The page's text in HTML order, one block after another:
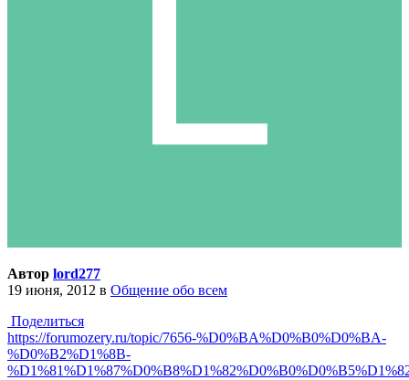
Автор lord277
19 июня, 2012 в Общение обо всем
Поделиться
https://forumozery.ru/topic/7656-%D0%BA%D0%B0%D0%BA-
%D0%B2%D1%8B-